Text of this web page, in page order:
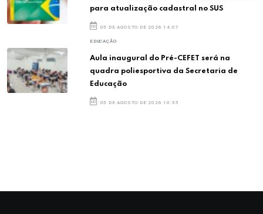
para atualização cadastral no SUS
05 DE AGOSTO DE 2026 14:07
EDUCAÇÃO
Aula inaugural do Pré-CEFET será na
quadra poliesportiva da Secretaria de
Educação
05 DE AGOSTO DE 2026 10:55